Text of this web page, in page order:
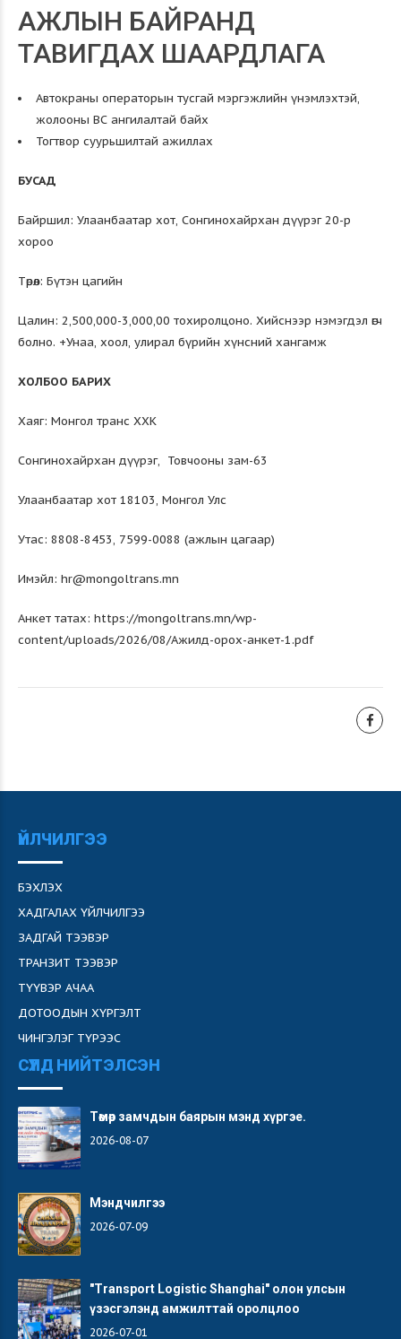
АЖЛЫН БАЙРАНД
ТАВИГДАХ ШААРДЛАГА
Автокраны операторын тусгай мэргэжлийн үнэмлэхтэй,
жолооны ВС ангилалтай байх
Тогтвор суурьшилтай ажиллах
БУСАД
Байршил: Улаанбаатар хот, Сонгинохайрхан дүүрэг 20-р
хороо
Төрөл: Бүтэн цагийн
Цалин: 2,500,000-3,000,00 тохиролцоно. Хийснээр нэмэгдэл өгч
болно. +Унаа, хоол, улирал бүрийн хүнсний хангамж
ХОЛБОО БАРИХ
Хаяг: Монгол транс ХХК
Сонгинохайрхан дүүрэг, Товчооны зам-63
Улаанбаатар хот 18103, Монгол Улс
Утас: 8808-8453, 7599-0088 (ажлын цагаар)
Имэйл: hr@mongoltrans.mn
Анкет татах: https://mongoltrans.mn/wp-
content/uploads/2026/08/Ажилд-орох-анкет-1.pdf
ҮЙЛЧИЛГЭЭ
БЭХЛЭХ
ХАДГАЛАХ ҮЙЛЧИЛГЭЭ
ЗАДГАЙ ТЭЭВЭР
ТРАНЗИТ ТЭЭВЭР
ТҮҮВЭР АЧАА
ДОТООДЫН ХҮРГЭЛТ
ЧИНГЭЛЭГ ТҮРЭЭС
СҮҮЛД НИЙТЭЛСЭН
Төмөр замчдын баярын мэнд хүргэе.
2026-08-07
Мэндчилгээ
2026-07-09
"Transport Logistic Shanghai" олон улсын
үзэсгэлэнд амжилттай оролцлоо
2026-07-01